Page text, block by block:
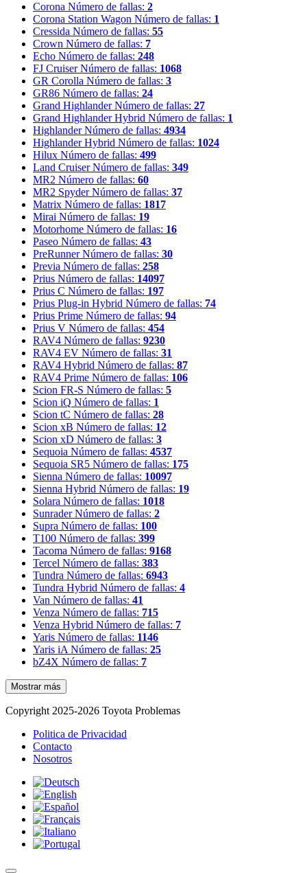
Corona Número de fallas: 2
Corona Station Wagon Número de fallas: 1
Cressida Número de fallas: 55
Crown Número de fallas: 7
Echo Número de fallas: 248
FJ Cruiser Número de fallas: 1068
GR Corolla Número de fallas: 3
GR86 Número de fallas: 24
Grand Highlander Número de fallas: 27
Grand Highlander Hybrid Número de fallas: 1
Highlander Número de fallas: 4934
Highlander Hybrid Número de fallas: 1024
Hilux Número de fallas: 499
Land Cruiser Número de fallas: 349
MR2 Número de fallas: 60
MR2 Spyder Número de fallas: 37
Matrix Número de fallas: 1817
Mirai Número de fallas: 19
Motorhome Número de fallas: 16
Paseo Número de fallas: 43
PreRunner Número de fallas: 30
Previa Número de fallas: 258
Prius Número de fallas: 14097
Prius C Número de fallas: 197
Prius Plug-in Hybrid Número de fallas: 74
Prius Prime Número de fallas: 94
Prius V Número de fallas: 454
RAV4 Número de fallas: 9230
RAV4 EV Número de fallas: 31
RAV4 Hybrid Número de fallas: 87
RAV4 Prime Número de fallas: 106
Scion FR-S Número de fallas: 5
Scion iQ Número de fallas: 1
Scion tC Número de fallas: 28
Scion xB Número de fallas: 12
Scion xD Número de fallas: 3
Sequoia Número de fallas: 4537
Sequoia SR5 Número de fallas: 175
Sienna Número de fallas: 10097
Sienna Hybrid Número de fallas: 19
Solara Número de fallas: 1018
Sunrader Número de fallas: 2
Supra Número de fallas: 100
T100 Número de fallas: 399
Tacoma Número de fallas: 9168
Tercel Número de fallas: 383
Tundra Número de fallas: 6943
Tundra Hybrid Número de fallas: 4
Van Número de fallas: 41
Venza Número de fallas: 715
Venza Hybrid Número de fallas: 7
Yaris Número de fallas: 1146
Yaris iA Número de fallas: 25
bZ4X Número de fallas: 7
Mostrar más
Copyright 2025-2026 Toyota Problemas
Politica de Privacidad
Contacto
Nosotros